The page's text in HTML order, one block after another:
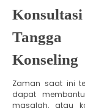
Tangga
Konseling
Zaman saat ini
dapat
masalah, atau